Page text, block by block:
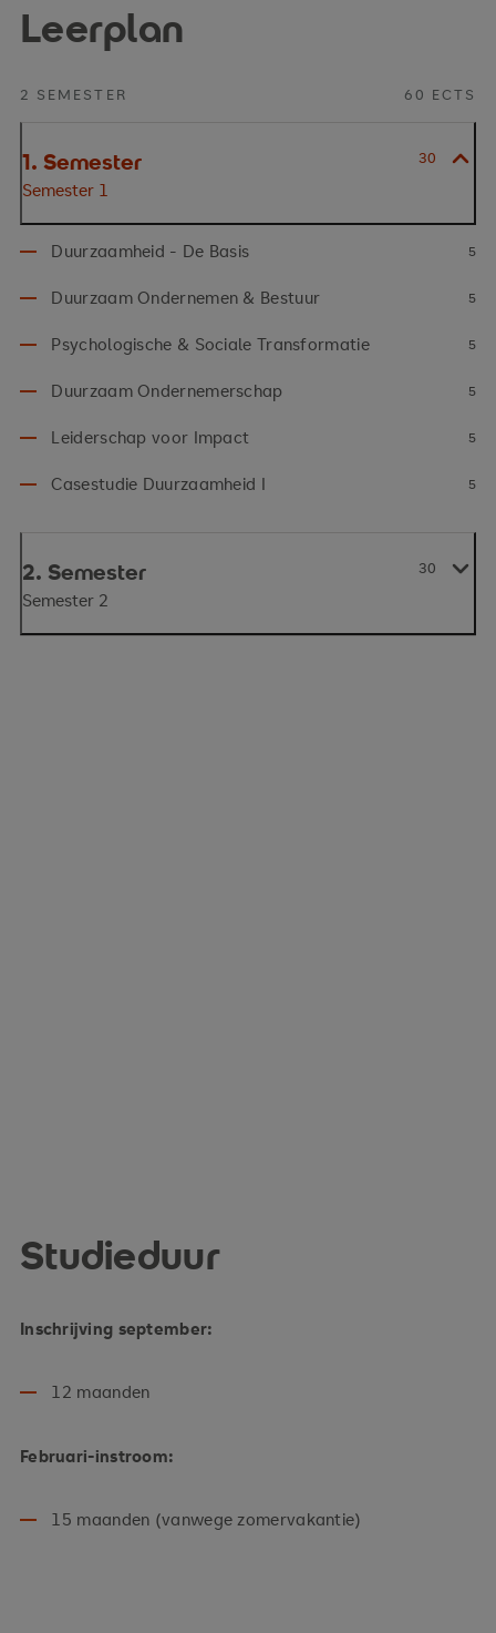
Leerplan
2 SEMESTER 60 ECTS
1. Semester
Semester 1
30
Duurzaamheid - De Basis 5
Duurzaam Ondernemen & Bestuur 5
Psychologische & Sociale Transformatie 5
Duurzaam Ondernemerschap 5
Leiderschap voor Impact 5
Casestudie Duurzaamheid I 5
2. Semester
Semester 2
30
Studieduur
Inschrijving september:
12 maanden
Februari-instroom:
15 maanden (vanwege zomervakantie)